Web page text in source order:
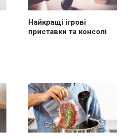
Найкращі ігрові
приставки та консолі